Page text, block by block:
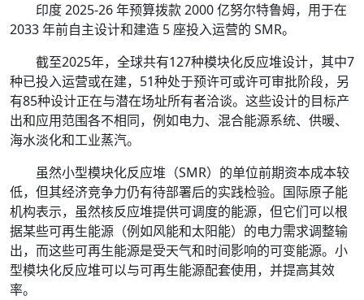
印度 2025-26 年预算拨款 2000 亿努尔特鲁姆，用于在
2033 年前自主设计和建造 5 座投入运营的 SMR。
截至2025年，全球共有127种模块化反应堆设计，其中7
种已投入运营或在建，51种处于预许可或许可审批阶段，另
有85种设计正在与潜在场址所有者洽谈。这些设计的目标产
出和应用范围各不相同，例如电力、混合能源系统、供暖、
海水淡化和工业蒸汽。
虽然小型模块化反应堆（SMR）的单位前期资本成本较
低，但其经济竞争力仍有待部署后的实践检验。国际原子能
机构表示，虽然核反应堆提供可调度的能源，但它们可以根
据某些可再生能源（例如风能和太阳能）的电力需求调整输
出，而这些可再生能源是受天气和时间影响的可变能源。小
型模块化反应堆可以与可再生能源配套使用，并提高其效
率。